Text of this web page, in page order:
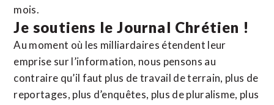
mois.
Je soutiens le Journal Chrétien !
Au moment où les milliardaires étendent leur
emprise sur l’information, nous pensons au
contraire qu’il faut plus de travail de terrain, plus de
reportages, plus d’enquêtes, plus de pluralisme, plus